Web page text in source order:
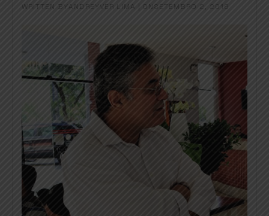
WRITTEN BYANDREYVER LIMA ON SETEMBRO 2, 2019